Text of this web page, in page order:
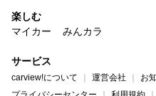
楽しむ
マイカー
みんカラ
サービス
carview!について 運営会社 お